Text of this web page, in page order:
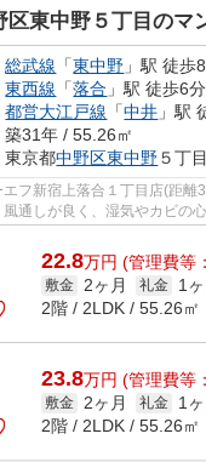
区東中野５丁目のマ
総武線 「東中野 」駅 徒歩
東西線 「落合 」駅 徒歩6分
都営大江戸線 「中井 」駅
築31年 / 55.26㎡
東京都中野区東中野５丁目
フ新宿上落合１丁目店(距離
通しが良く、湿気やカビの
にもこだ...
22.8万円 (管理費等
敷金 2ヶ月 礼金
1ヶ
2階 / 2LDK / 55.26㎡
23.8万円 (管理費等
敷金 2ヶ月 礼金
1ヶ
2階 / 2LDK / 55.26㎡